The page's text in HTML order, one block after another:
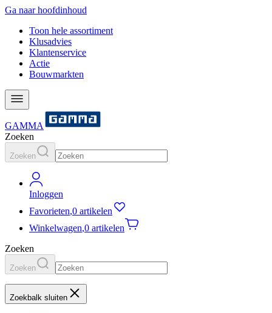
Ga naar hoofdinhoud
Toon hele assortiment
Klusadvies
Klantenservice
Actie
Bouwmarkten
GAMMA
Zoeken
Zoeken
Inloggen
Favorieten,0 artikelen
Winkelwagen,0 artikelen
Zoeken
Zoeken
Zoekbalk sluiten